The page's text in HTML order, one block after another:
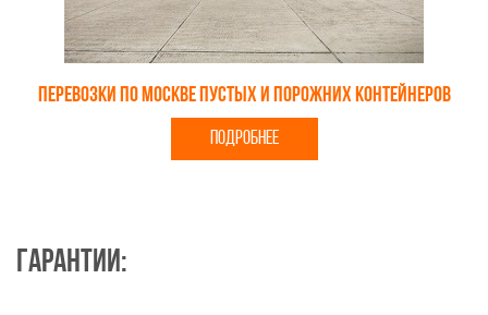
Перевозки по Москве пустых и порожних контейнеров
ПОДРОБНЕЕ
Гарантии: